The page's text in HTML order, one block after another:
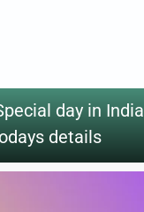
day in India
details